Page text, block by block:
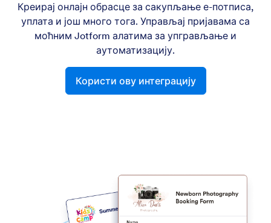
Креирај онлајн обрасце за сакупљање е-потписа,
уплата и још много тога. Управљај пријавама са
моћним Jotform алатима за упгрављање и
аутоматизацију.
Користи ову интеграцију